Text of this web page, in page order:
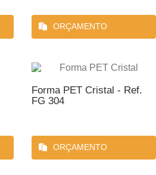
ORÇAMENTO
Forma PET Cristal - Ref.
FG 304
ORÇAMENTO